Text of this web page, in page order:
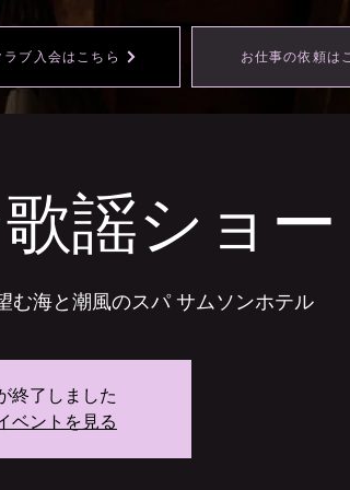
ブ入会はこちら お仕事の依頼は
謡ショー
む海と潮風のスパ サムソンホテル
終了しました
ベントを見る